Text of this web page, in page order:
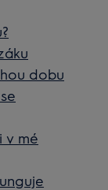
dobu
v mé